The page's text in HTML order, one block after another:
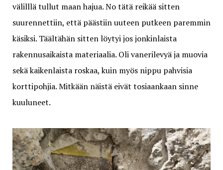
välilllä tullut maan hajua. No tätä reikää sitten
suurennettiin, että päästiin uuteen putkeen paremmin
käsiksi. Täältähän sitten löytyi jos jonkinlaista
rakennusaikaista materiaalia. Oli vanerilevyä ja muovia
sekä kaikenlaista roskaa, kuin myös nippu pahvisia
korttipohjia. Mitkään näistä eivät tosiaankaan sinne
kuuluneet.